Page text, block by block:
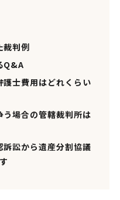
裁判例
Q&A
士費用はどれくらい
場合の管轄裁判所は
訟から遺産分割協議